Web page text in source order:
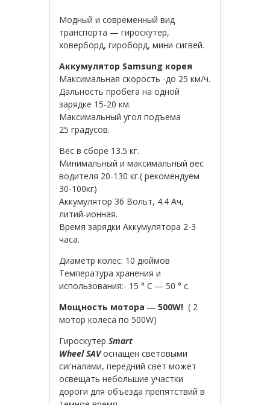
Модный и современный вид
транспорта — гироскутер,
ховерборд, гироборд, мини сигвей.
Аккумулятор Samsung корея
Максимальная скорость -до 25 км/ч.
Дальность пробега на одной
зарядке 15-20 км.
Максимальный угол подъема
25 градусов.
Вес в сборе 13.5 кг.
Минимальный и максимальный вес
водителя 20-130 кг.( рекомендуем
30-100кг)
Аккумулятор 36 Вольт, 4.4 Ач,
литий-ионная.
Время зарядки Аккумулятора 2-3
часа.
Диаметр колес: 10 дюймов
Температура хранения и
использования:- 15 ° C ― 50 ° c.
Мощность мотора ― 500W! ( 2
мотор колеса по 500W)
Гироскутер Smart
Wheel SAVоснащён световыми
сигналами, передний свет может
освещать небольшие участки
дороги для объезда препятствий в